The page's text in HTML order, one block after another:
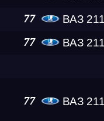
77 ВАЗ
77 ВАЗ
77 ВАЗ